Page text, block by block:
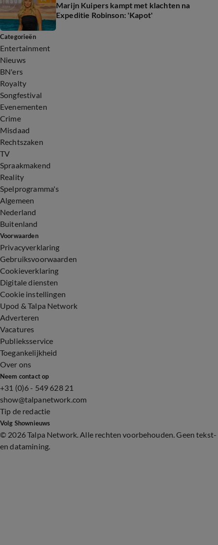
Marijn Kuipers kampt met klachten na
Expeditie Robinson: 'Kapot'
Categorieën
Entertainment
Nieuws
BN'ers
Royalty
Songfestival
Evenementen
Crime
Misdaad
Rechtszaken
TV
Spraakmakend
Reality
Spelprogramma's
Algemeen
Nederland
Buitenland
Voorwaarden
Privacyverklaring
Gebruiksvoorwaarden
Cookieverklaring
Digitale diensten
Cookie instellingen
Upod & Talpa Network
Adverteren
Vacatures
Publieksservice
Toegankelijkheid
Over ons
Neem contact op
+31 (0)6 - 549 628 21
show@talpanetwork.com
Tip de redactie
Volg Shownieuws
© 2026 Talpa Network. Alle rechten voorbehouden. Geen tekst-
en datamining.